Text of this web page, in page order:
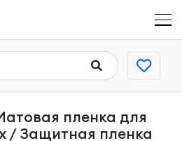
/ Защитная пленка